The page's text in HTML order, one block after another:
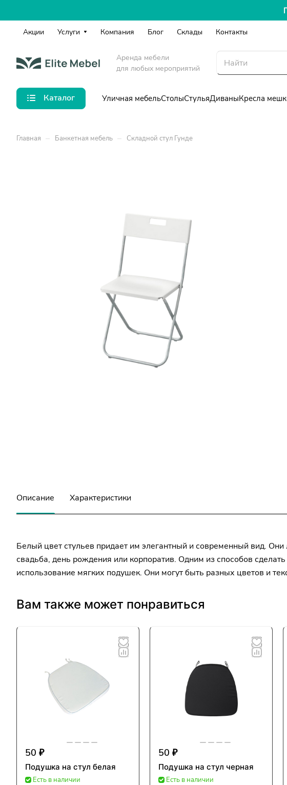
Акции Услуги Компания Блог Склады Контакты
Аренда мебели
для любых мероприятий
Каталог Уличная мебельСтолыСтульяДиваныКресла
Главная – Банкетная мебель – Складной стул Гунде
Описание Характеристики
Белый цвет стульев придает им элегантный и современный вид.
свадьба, день рождения или корпоратив. Одним из способов
использование мягких подушек. Они могут быть разных цветов и
Вам также может понравиться
50 ₽
Подушка на стул белая
Есть в наличии
50 ₽
Подушка на стул черная
Есть в наличии